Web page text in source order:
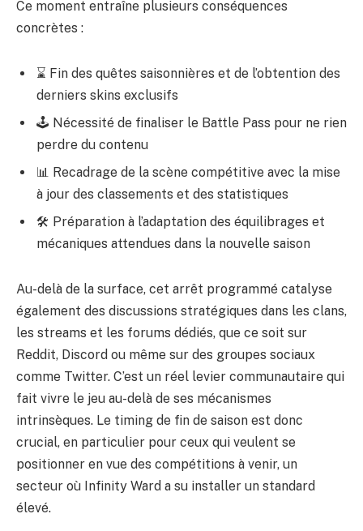
Ce moment entraîne plusieurs conséquences
concrètes :
⌛ Fin des quêtes saisonnières et de l’obtention des
derniers skins exclusifs
🕹️ Nécessité de finaliser le Battle Pass pour ne rien
perdre du contenu
📊 Recadrage de la scène compétitive avec la mise
à jour des classements et des statistiques
🛠️ Préparation à l’adaptation des équilibrages et
mécaniques attendues dans la nouvelle saison
Au-delà de la surface, cet arrêt programmé catalyse
également des discussions stratégiques dans les clans,
les streams et les forums dédiés, que ce soit sur
Reddit, Discord ou même sur des groupes sociaux
comme Twitter. C’est un réel levier communautaire qui
fait vivre le jeu au-delà de ses mécanismes
intrinsèques. Le timing de fin de saison est donc
crucial, en particulier pour ceux qui veulent se
positionner en vue des compétitions à venir, un
secteur où Infinity Ward a su installer un standard
élevé.